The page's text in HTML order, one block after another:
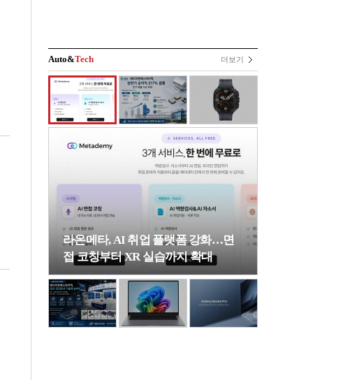
Auto&Tech 더보기
라온메타, AI 취업 플랫폼 강화…면
접 코칭부터 XR 실습까지 확대